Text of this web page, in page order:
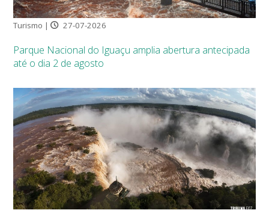
Turismo | 27-07-2026
Parque Nacional do Iguaçu amplia abertura antecipada
até o dia 2 de agosto